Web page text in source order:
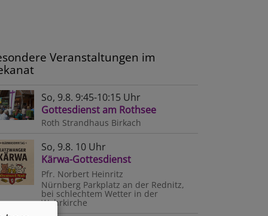
Veranstaltungen im
So, 9.8. 9:45-10:15 Uhr
Gottesdienst am Rothsee
Roth Strandhaus Birkach
So, 9.8. 10 Uhr
Kärwa-Gottesdienst
Pfr. Norbert Heinritz
Nürnberg Parkplatz an der Rednitz,
bei schlechtem Wetter in der
Wehrkirche